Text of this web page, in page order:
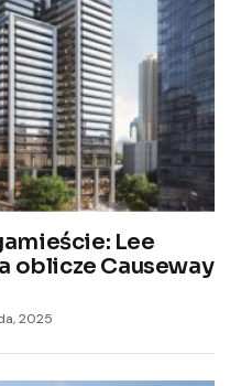
Lee
oblicze Causeway
2025